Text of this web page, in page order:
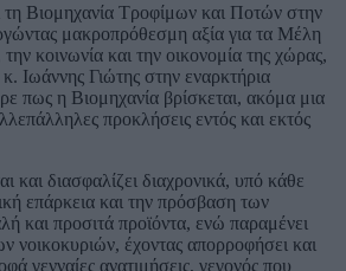
Βιομηχανία Τροφίμων και Ποτών στην
μακροπρόθεσμη αξία για τα Μέλη
κοινωνία και την οικονομία της χώρας,
Ιωάννης Γιώτης στην εναρκτήρια
πως η Βιομηχανία βρίσκεται, ακόμα μια
προκλήσεις εντός και εκτός
και διασφαλίζει διαχρονικά, υπό κάθε
επάρκεια και την πρόσβαση των
και προσιτά προϊόντα, ενώ παραμένει
νοικοκυριών, έχοντας απορροφήσει και
γενναίες ανατιμήσεις, γεγονός που